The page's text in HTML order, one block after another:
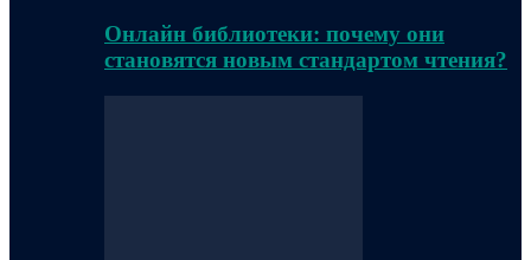
Онлайн библиотеки: почему они
становятся новым стандартом чтения?